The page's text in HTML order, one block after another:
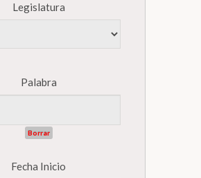
Comisiones
Transparencia
Legislatura
Palabra
Borrar
Fecha Inicio